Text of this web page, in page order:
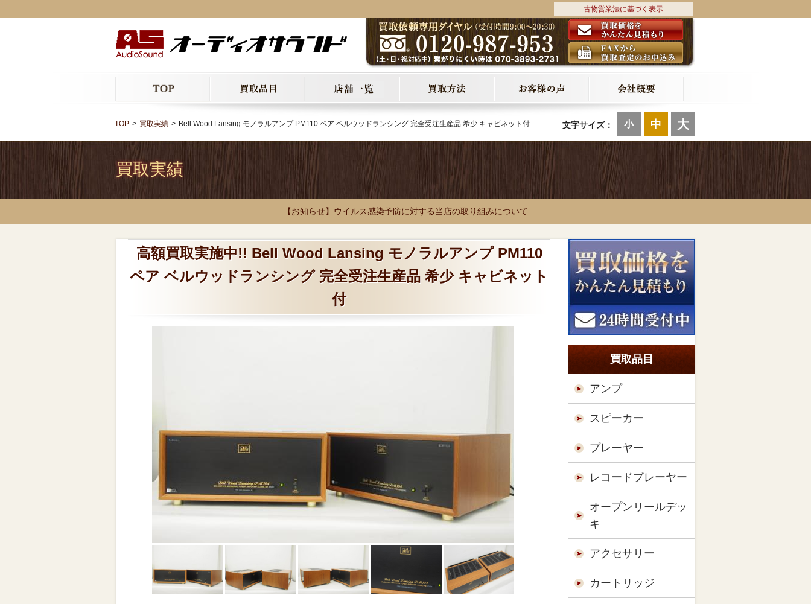
古物営業法に基づく表示
文字サイズ： 小 中 大
TOP 買取実績 Bell Wood Lansing モノラルアンプ PM110 ペア ベルウッドランシング 完全受注生産品 希少 キャビネット付
買取実績
【お知らせ】ウイルス感染予防に対する当店の取り組みについて
高額買取実施中!! Bell Wood Lansing モノラルアンプ PM110
ペア ベルウッドランシング 完全受注生産品 希少 キャビネット
付
買取品目
アンプ
スピーカー
プレーヤー
レコードプレーヤー
オープンリールデッ
キ
アクセサリー
カートリッジ